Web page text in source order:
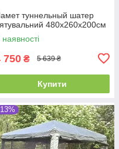
туннельный шатер
480x260x200см
наявності
750 ₴ 5 639 ₴
Купити